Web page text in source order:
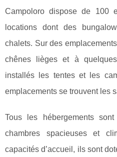
Campoloro dispose de 100
locations dont des
chalets. Sur des
chênes lièges et à
installés les tentes et les
emplacements se trouvent les
Tous les hébergements
chambres spacieuses et
capacités d’accueil, ils sont